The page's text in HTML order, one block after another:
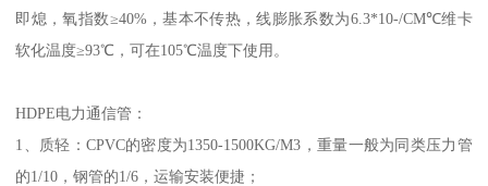
即熄，氧指数≥40%，基本不传热，线膨胀系数为6.3*10-/CM℃维卡
软化温度≥93℃，可在105℃温度下使用。
HDPE电力通信管：
1、质轻：CPVC的密度为1350-1500KG/M3，重量一般为同类压力管
的1/10，钢管的1/6，运输安装便捷；